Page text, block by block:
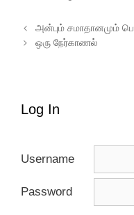
Post navigation
அன்பும் சமாதானமும்
ஒரு நேர்காணல்
Log In
Username
Password